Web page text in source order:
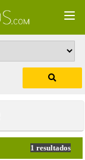
1 resultados